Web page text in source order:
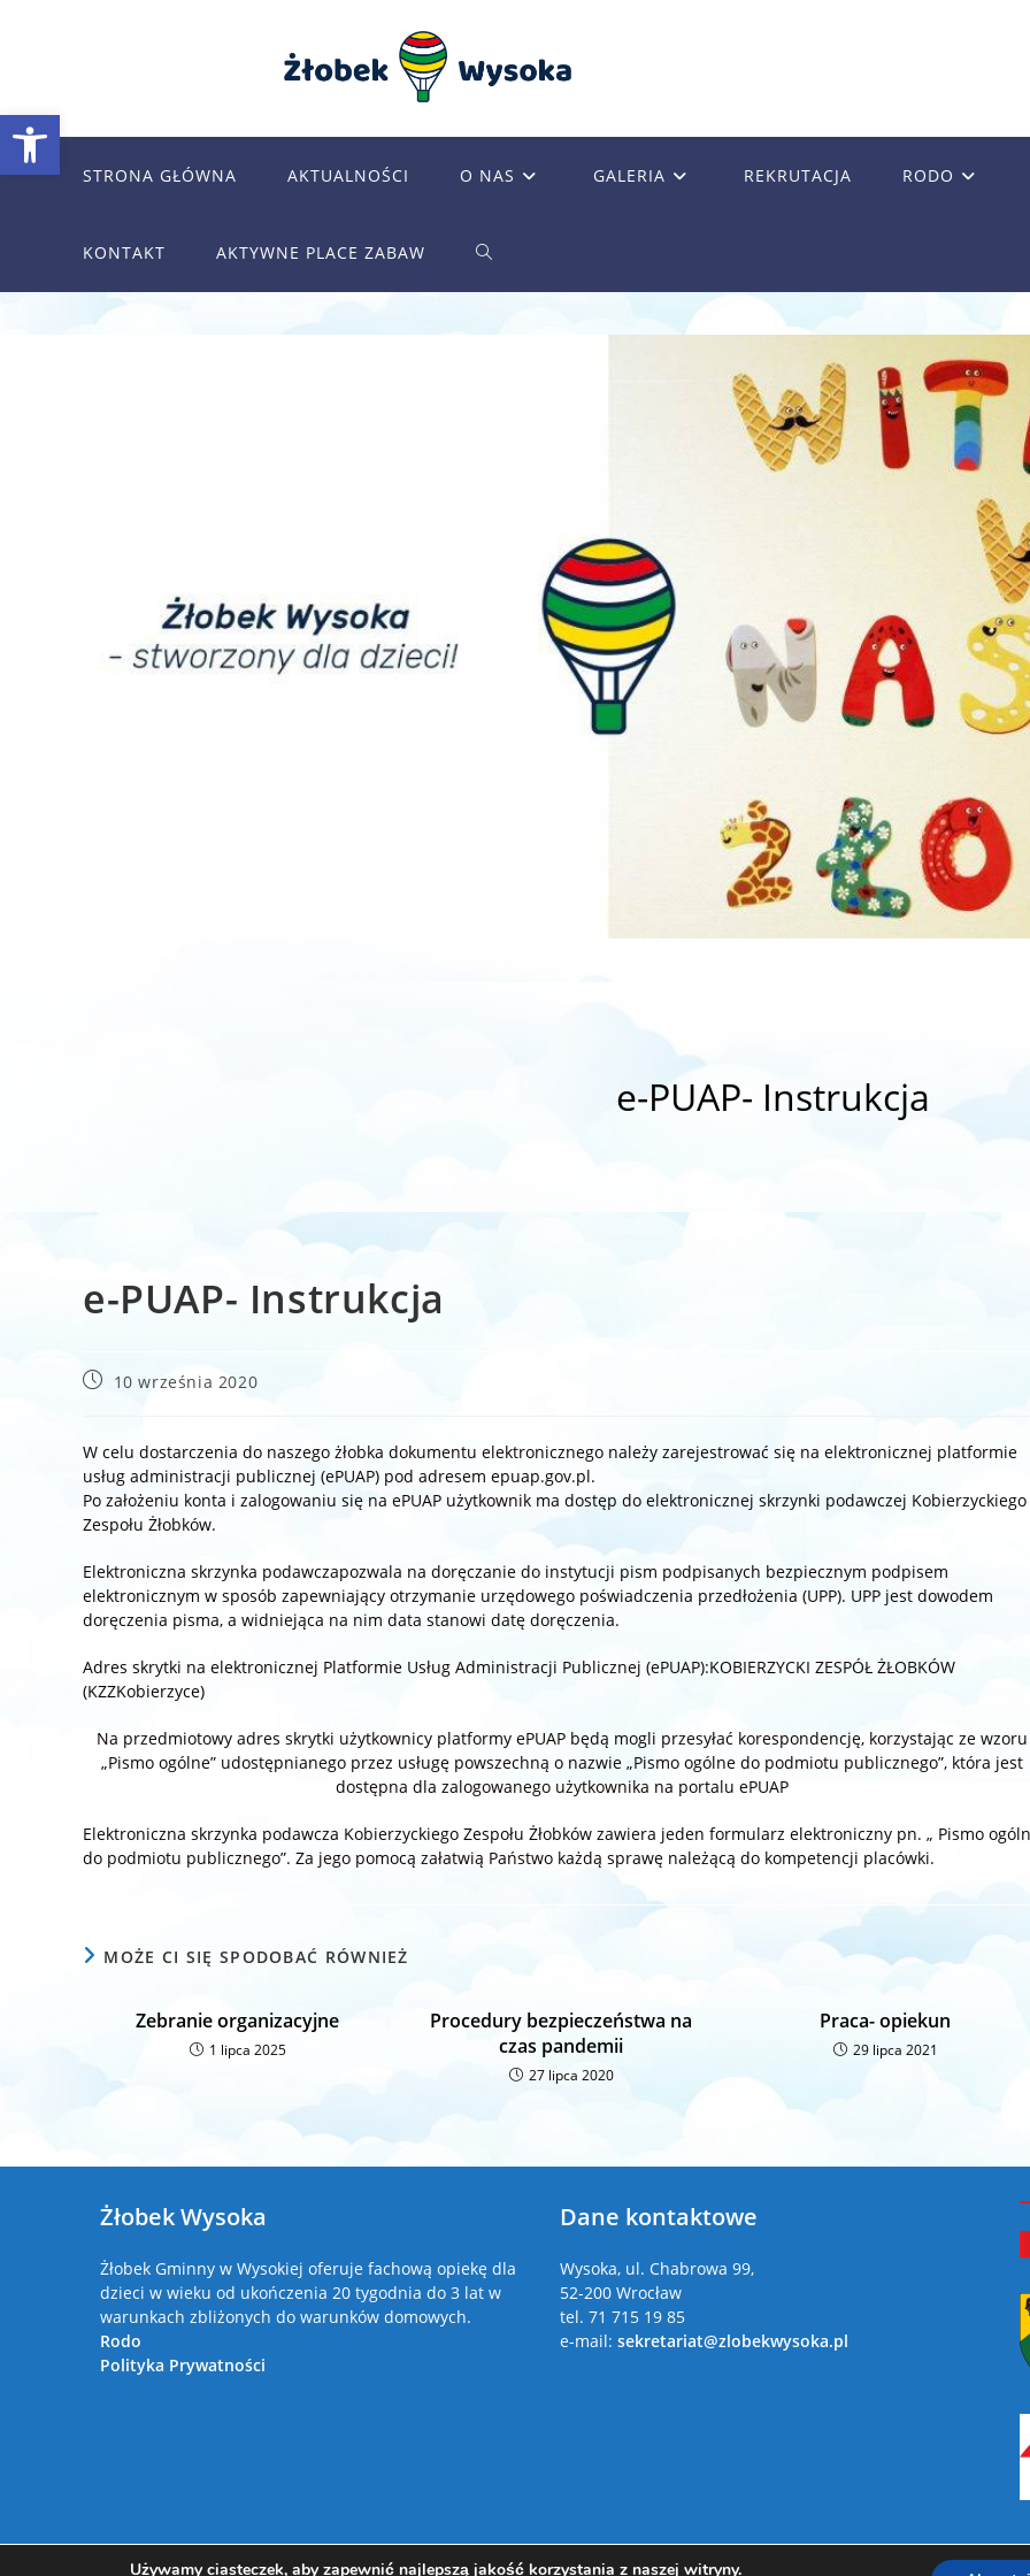
Otwórz pasek narzędzi
STRONA GŁÓWNA AKTUALNOŚCI O NAS GALERIA REKRUTACJA RODO
KONTAKT AKTYWNE PLACE ZABAW TOGGLE
e-PUAP- Instrukcja
e-PUAP- Instrukcja
Post10 września 2020
W celu dostarczenia do naszego żłobka dokumentu elektronicznego należy zarejestrować się na elektronicznej platformie
usług administracji publicznej (ePUAP) pod adresem epuap.gov.pl.
Po założeniu konta i zalogowaniu się na ePUAP użytkownik ma dostęp do elektronicznej skrzynki podawczej Kobierzyckiego
Zespołu Żłobków.
Elektroniczna skrzynka podawczapozwala na doręczanie do instytucji pism podpisanych bezpiecznym podpisem
elektronicznym w sposób zapewniający otrzymanie urzędowego poświadczenia przedłożenia (UPP). UPP jest dowodem
doręczenia pisma, a widniejąca na nim data stanowi datę doręczenia.
Adres skrytki na elektronicznej Platformie Usług Administracji Publicznej (ePUAP):KOBIERZYCKI ZESPÓŁ ŻŁOBKÓW
(KZZKobierzyce)
Na przedmiotowy adres skrytki użytkownicy platformy ePUAP będą mogli przesyłać korespondencję, korzystając ze wzoru
„Pismo ogólne” udostępnianego przez usługę powszechną o nazwie „Pismo ogólne do podmiotu publicznego”, która jest
dostępna dla zalogowanego użytkownika na portalu ePUAP
Elektroniczna skrzynka podawcza Kobierzyckiego Zespołu Żłobków zawiera jeden formularz elektroniczny pn. „ Pismo
do podmiotu publicznego”. Za jego pomocą załatwią Państwo każdą sprawę należącą do kompetencji placówki.
MOŻE CI SIĘ SPODOBAĆ RÓWNIEŻ
Zebranie organizacyjne
1 lipca 2025
Procedury bezpieczeństwa na
czas pandemii
27 lipca 2020
Praca- opiekun
29 lipca 2021
Żłobek Wysoka
Żłobek Gminny w Wysokiej oferuje fachową opiekę dla
dzieci w wieku od ukończenia 20 tygodnia do 3 lat w
warunkach zbliżonych do warunków domowych.
Rodo
Polityka Prywatności
Dane kontaktowe
Wysoka, ul. Chabrowa 99,
52-200 Wrocław
tel. 71 715 19 85
e-mail: sekretariat@zlobekwysoka.pl
Używamy ciasteczek, aby zapewnić najlepszą jakość korzystania z naszej witryny.